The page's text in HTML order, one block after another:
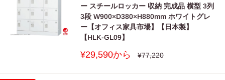
ー スチールロッカー 収納 完成品 横型 3列
3段 W900×D380×H880mm ホワイトグレ
ー【オフィス家具市場】【日本製】
【HLK-GL09】
販
価
¥29,590から
通
格
¥77,220